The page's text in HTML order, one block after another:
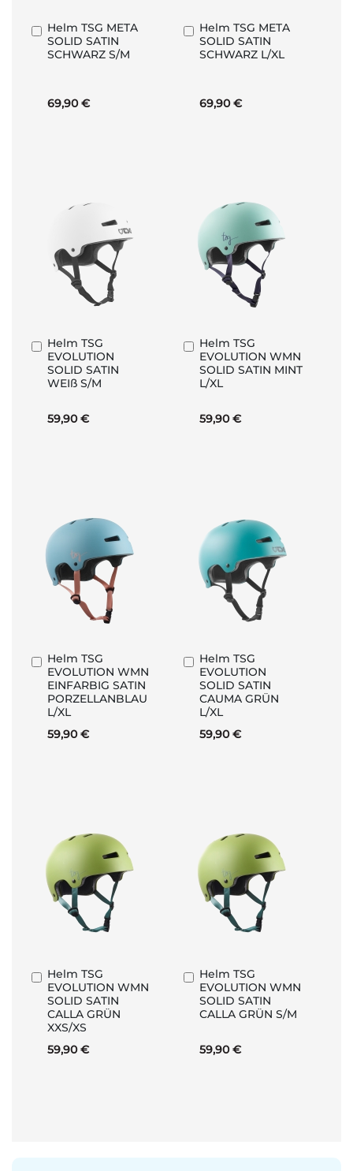
Helm TSG META
SOLID SATIN
SCHWARZ S/M
69,90 €
In
den
Warenkorb
Helm TSG META
SOLID SATIN
SCHWARZ L/XL
69,90 €
In
den
Warenkorb
Helm TSG
EVOLUTION
SOLID SATIN
WEIß S/M
59,90 €
In
den
Warenkorb
Helm TSG
EVOLUTION WMN
SOLID SATIN MINT
L/XL
59,90 €
In
den
Warenkorb
Helm TSG
EVOLUTION WMN
EINFARBIG SATIN
PORZELLANBLAU
L/XL
59,90 €
In
den
Warenkorb
Helm TSG
EVOLUTION
SOLID SATIN
CAUMA GRÜN
L/XL
59,90 €
In
den
Warenkorb
Helm TSG
EVOLUTION WMN
SOLID SATIN
CALLA GRÜN
XXS/XS
59,90 €
In
den
Warenkorb
Helm TSG
EVOLUTION WMN
SOLID SATIN
CALLA GRÜN S/M
59,90 €
In
den
Warenkorb